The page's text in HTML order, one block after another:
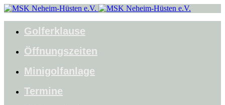
Golferklause
Öffnungszeiten
Minigolfanlage
Termine